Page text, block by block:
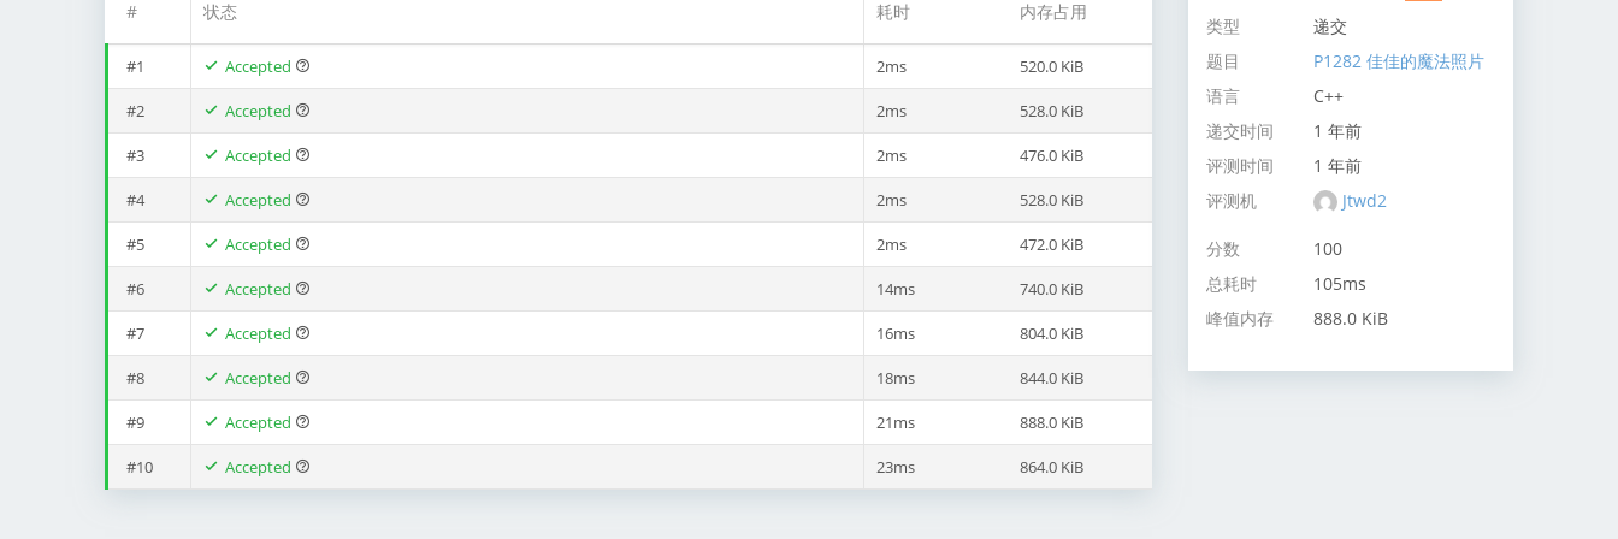
# 状态 耗时 内存占用
#1 Accepted 2ms 520.0 KiB
#2 Accepted 2ms 528.0 KiB
#3 Accepted 2ms 476.0 KiB
#4 Accepted 2ms 528.0 KiB
#5 Accepted 2ms 472.0 KiB
#6 Accepted 14ms 740.0 KiB
#7 Accepted 16ms 804.0 KiB
#8 Accepted 18ms 844.0 KiB
#9 Accepted 21ms 888.0 KiB
#10 Accepted 23ms 864.0 KiB
类型
递交
题目
P1282 佳佳的魔法照片
语言
C++
递交时间
1 年前
评测时间
1 年前
评测机
Jtwd2
分数
100
总耗时
105ms
峰值内存
888.0 KiB